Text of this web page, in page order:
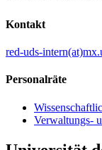
Kontakt
red-uds-
Personalräte
Verwaltungs-